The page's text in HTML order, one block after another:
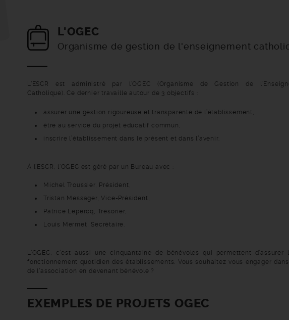
L'OGEC
Organisme de gestion de l'enseignement
L’ESCR est administré par l’OGEC (Organisme de Gestion de
Catholique). Ce dernier travaille autour de 3 objectifs :
assurer une gestion rigoureuse et transparente de l’établissement,
être au service du projet éducatif commun,
inscrire l’établissement dans le présent et dans l’avenir.
À l’ESCR, l’OGEC est géré par un Bureau avec :
Michel Troussier, Président,
Tristan Messager, Vice-Président,
Patrice Lepercq, Trésorier,
Louis Mermet, Secrétaire.
L’OGEC, c’est aussi une cinquantaine de bénévoles qui permettent d’assurer
fonctionnement quotidien des établissements. Vous souhaitez vous engager
de l’association en devenant bénévole ?
EXEMPLES DE PROJETS OGEC